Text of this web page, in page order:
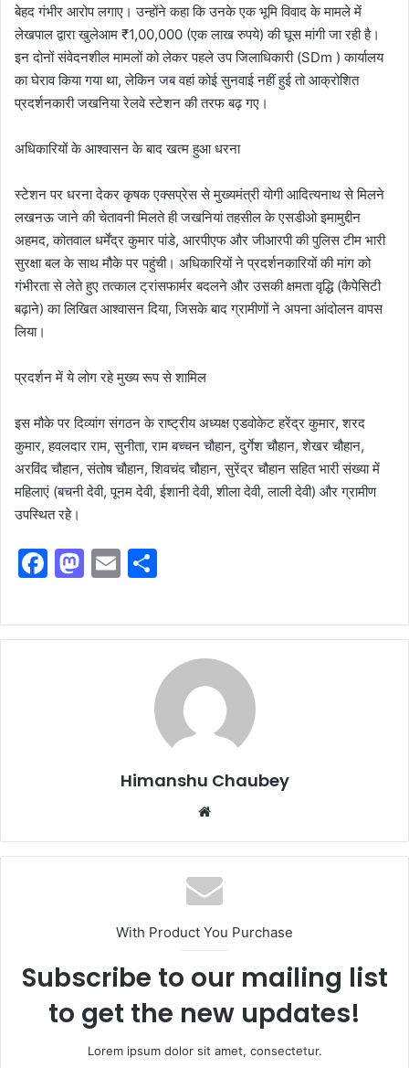
बेहद गंभीर आरोप लगाए। उन्होंने कहा कि उनके एक भूमि विवाद के मामले में
लेखपाल द्वारा खुलेआम ₹1,00,000 (एक लाख रुपये) की घूस मांगी जा रही है।
इन दोनों संवेदनशील मामलों को लेकर पहले उप जिलाधिकारी (SDm ) कार्यालय
का घेराव किया गया था, लेकिन जब वहां कोई सुनवाई नहीं हुई तो आक्रोशित
प्रदर्शनकारी जखनिया रेलवे स्टेशन की तरफ बढ़ गए।
अधिकारियों के आश्वासन के बाद खत्म हुआ धरना
​स्टेशन पर धरना देकर कृषक एक्सप्रेस से मुख्यमंत्री योगी आदित्यनाथ से मिलने
लखनऊ जाने की चेतावनी मिलते ही जखनियां तहसील के एसडीओ इमामुद्दीन
अहमद, कोतवाल धर्मेंद्र कुमार पांडे, आरपीएफ और जीआरपी की पुलिस टीम भारी
सुरक्षा बल के साथ मौके पर पहुंची। अधिकारियों ने प्रदर्शनकारियों की मांग को
गंभीरता से लेते हुए तत्काल ट्रांसफार्मर बदलने और उसकी क्षमता वृद्धि (कैपेसिटी
बढ़ाने) का लिखित आश्वासन दिया, जिसके बाद ग्रामीणों ने अपना आंदोलन वापस
लिया।
​प्रदर्शन में ये लोग रहे मुख्य रूप से शामिल
​इस मौके पर दिव्यांग संगठन के राष्ट्रीय अध्यक्ष एडवोकेट हरेंद्र कुमार, शरद
कुमार, हवलदार राम, सुनीता, राम बच्चन चौहान, दुर्गेश चौहान, शेखर चौहान,
अरविंद चौहान, संतोष चौहान, शिवचंद चौहान, सुरेंद्र चौहान सहित भारी संख्या में
महिलाएं (बचनी देवी, पूनम देवी, ईशानी देवी, शीला देवी, लाली देवी) और ग्रामीण
उपस्थित रहे।
F
c
e
M
st
o
E
ai
l
ar
e
Himanshu Chaubey
With Product You Purchase
Subscribe to our mailing list
to get the new updates!
Lorem ipsum dolor sit amet, consectetur.